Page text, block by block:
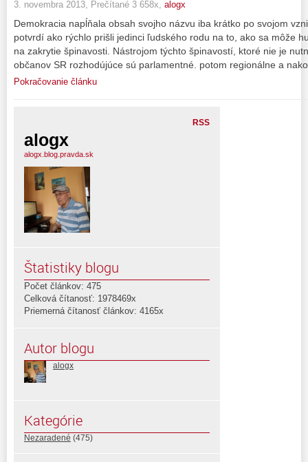
3. novembra 2013, Prečítané 3 658x, alogx
Demokracia napĺňala obsah svojho názvu iba krátko po svojom
potvrdí ako rýchlo prišli jedinci ľudského rodu na to, ako sa môže
na zakrytie špinavosti. Nástrojom týchto špinavostí, ktoré nie je
občanov SR rozhodújúce sú parlamentné. potom regionálne a
Pokračovanie článku
RSS
alogx
alogx.blog.pravda.sk
Štatistiky blogu
Počet článkov: 475
Celková čítanosť: 1978469x
Priemerná čítanosť článkov: 4165x
Autor blogu
alogx
Kategórie
Nezaradené (475)